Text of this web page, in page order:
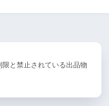
と禁止されている出品物